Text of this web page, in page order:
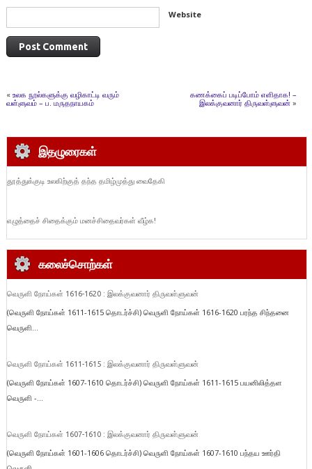
Website
« உலக நூல்களுக்கு வழிகாட்டி வரும்
வள்ளுவம் – ப. மருதநாயகம்
கணக்கைப் படிப்போம் எளிதாக! –
இலக்குவனார் திருவள்ளுவன் »
இதழுரைகள்
தூத்துக்குடி உலகிற்குத் தந்த தமிழ்முத்து வைதேகி
எழுத்தைச் சிதைக்கும் மனச்சிதைவர்கள் வீழ்க!
கலைச்சொற்கள்
வெருளி நோய்கள் 1616-1620 : இலக்குவனார் திருவள்ளுவன்
(வெருளி நோய்கள் 1611-1615 தொடர்ச்சி) வெருளி நோய்கள் 1616-1620 பரந்த சிந்தனை
வெருளி...
வெருளி நோய்கள் 1611-1615 : இலக்குவனார் திருவள்ளுவன்
(வெருளி நோய்கள் 1607-1610 தொடர்ச்சி) வெருளி நோய்கள் 1611-1615 பயனிலித்தள
வெருளி -...
வெருளி நோய்கள் 1607-1610 : இலக்குவனார் திருவள்ளுவன்
(வெருளி நோய்கள் 1601-1606 தொடர்ச்சி) வெருளி நோய்கள் 1607-1610 பந்தய ஊர்தி